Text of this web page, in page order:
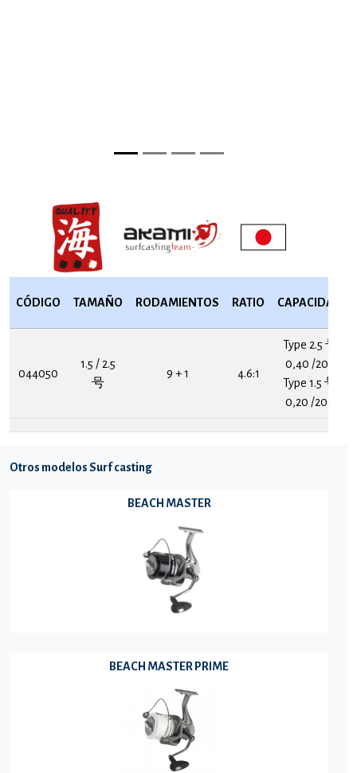
CÓDIGO TAMAÑO RODAMIENTOS RATIO CAPACIDAD
044050
1.5 / 2.5
号
9 + 1 4.6:1
Type 2.5 号
0,40 /200
Type 1.5 号
0,20 /200
Otros modelos Surf casting
BEACH MASTER
BEACH MASTER PRIME